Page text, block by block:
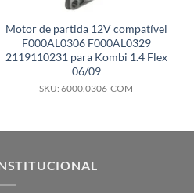
Motor de partida 12V compatível
F000AL0306 F000AL0329
2119110231 para Kombi 1.4 Flex
06/09
SKU: 6000.0306-COM